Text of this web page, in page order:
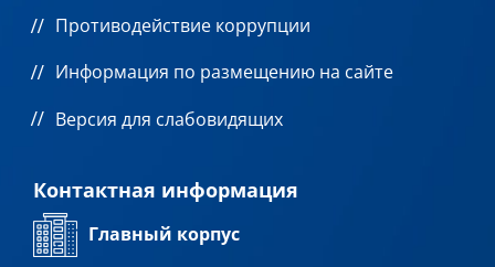
Противодействие коррупции
Информация по размещению на сайте
Версия для слабовидящих
Контактная информация
Главный корпус